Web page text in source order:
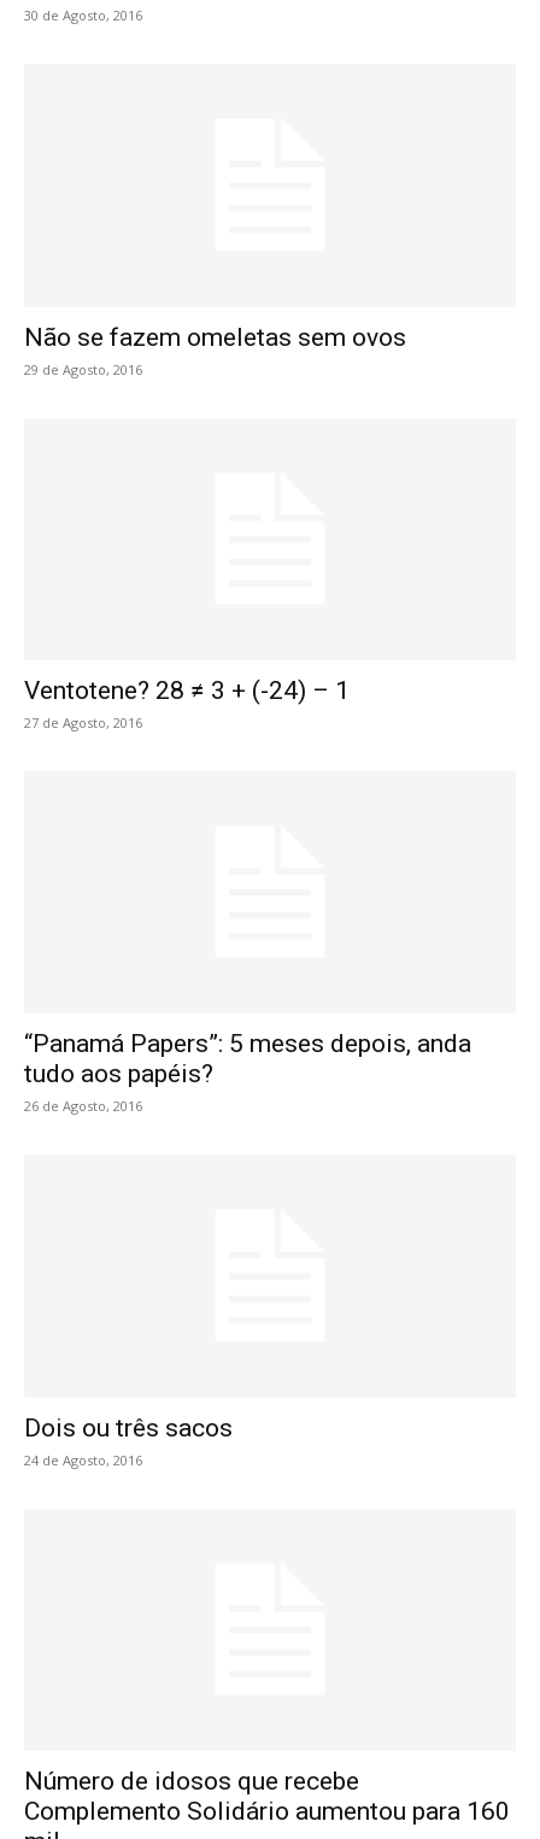
30 de Agosto, 2016
Não se fazem omeletas sem ovos
29 de Agosto, 2016
Ventotene? 28 ≠ 3 + (-24) – 1
27 de Agosto, 2016
“Panamá Papers”: 5 meses depois, anda
tudo aos papéis?
26 de Agosto, 2016
Dois ou três sacos
24 de Agosto, 2016
Número de idosos que recebe
Complemento Solidário aumentou para 160